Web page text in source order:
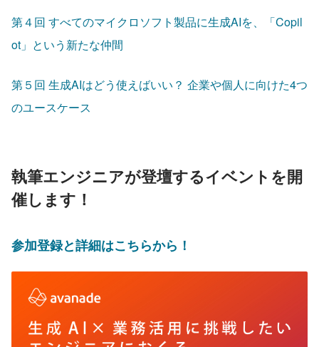
第４回 すべてのマイクロソフト製品に生成AIを、「Copil
ot」という新たな仲間
第５回 生成AIはどう使えばいい？ 企業や個人に向けた4つ
のユースケース
執筆エンジニアが登壇するイベントを開
催します！
参加登録と詳細はこちらから！